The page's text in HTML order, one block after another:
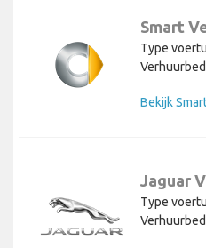
Smart
Type
Bekijk
Jaguar
Type